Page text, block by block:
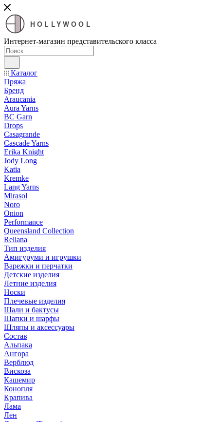
HOLLYWOOL
Интернет-магазин представительского класса
Каталог
Пряжа
Бренд
Araucania
Aura Yarns
BC Garn
Drops
Casagrande
Cascade Yarns
Erika Knight
Jody Long
Katia
Kremke
Lang Yarns
Mirasol
Noro
Onion
Performance
Queensland Collection
Rellana
Тип изделия
Амигуруми и игрушки
Варежки и перчатки
Детские изделия
Летние изделия
Носки
Плечевые изделия
Шали и бактусы
Шапки и шарфы
Шляпы и аксессуары
Состав
Альпака
Ангора
Верблюд
Вискоза
Кашемир
Конопля
Крапива
Лама
Лен